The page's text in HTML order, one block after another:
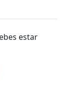
estar